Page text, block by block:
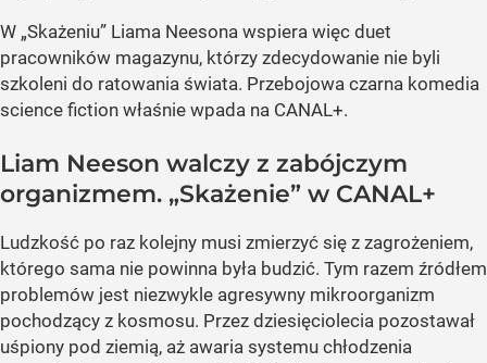
W „Skażeniu” Liama Neesona wspiera więc duet
pracowników magazynu, którzy zdecydowanie nie byli
szkoleni do ratowania świata. Przebojowa czarna komedia
science fiction właśnie wpada na CANAL+.
Liam Neeson walczy z zabójczym
organizmem. „Skażenie” w CANAL+
Ludzkość po raz kolejny musi zmierzyć się z zagrożeniem,
którego sama nie powinna była budzić. Tym razem źródłem
problemów jest niezwykle agresywny mikroorganizm
pochodzący z kosmosu. Przez dziesięciolecia pozostawał
uśpiony pod ziemią, aż awaria systemu chłodzenia